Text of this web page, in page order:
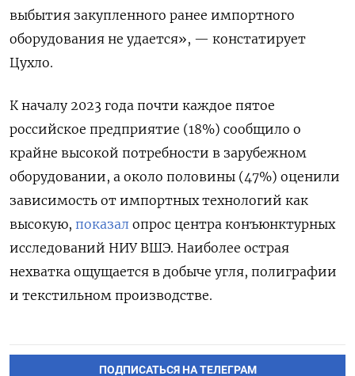
выбытия закупленного ранее импортного
оборудования не удается», — констатирует
Цухло.
К началу 2023 года почти каждое пятое
российское предприятие (18%) сообщило о
крайне высокой потребности в зарубежном
оборудовании, а около половины (47%) оценили
зависимость от импортных технологий как
высокую, показал опрос центра конъюнктурных
исследований НИУ ВШЭ. Наиболее острая
нехватка ощущается в добыче угля, полиграфии
и текстильном производстве.
ПОДПИСАТЬСЯ НА ТЕЛЕГРАМ